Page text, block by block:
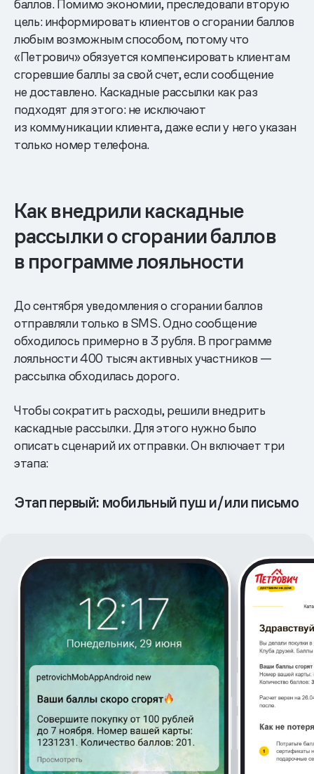
баллов. Помимо экономии, преследовали вторую
цель: информировать клиентов о сгорании баллов
любым возможным способом, потому что
«Петрович» обязуется компенсировать клиентам
сгоревшие баллы за свой счет, если сообщение
не доставлено. Каскадные рассылки как раз
подходят для этого: не исключают
из коммуникации клиента, даже если у него указан
только номер телефона.
Как внедрили каскадные
рассылки о сгорании баллов
в программе лояльности
До сентября уведомления о сгорании баллов
отправляли только в SMS. Одно сообщение
обходилось примерно в 3 рубля. В программе
лояльности 400 тысяч активных участников —
рассылка обходилась дорого.
Чтобы сократить расходы, решили внедрить
каскадные рассылки. Для этого нужно было
описать сценарий их отправки. Он включает три
этапа:
Этап первый: мобильный пуш и/или письмо